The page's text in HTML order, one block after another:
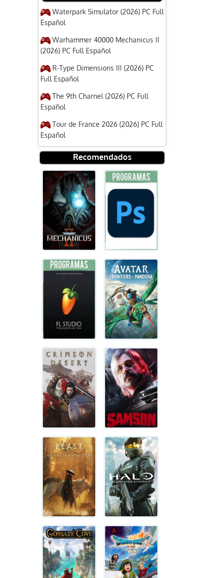
Waterpark Simulator (2026) PC Full
Español
Warhammer 40000 Mechanicus II
(2026) PC Full Español
R-Type Dimensions III (2026) PC
Full Español
The 9th Charnel (2026) PC Full
Español
Tour de France 2026 (2026) PC Full
Español
Recomendados